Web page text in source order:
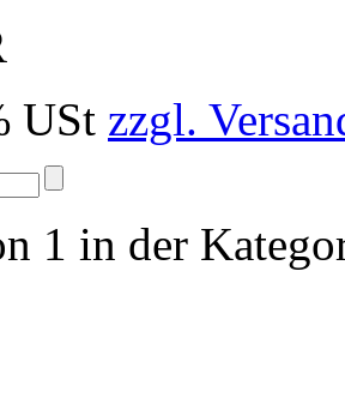
USt zzgl.
1 in der